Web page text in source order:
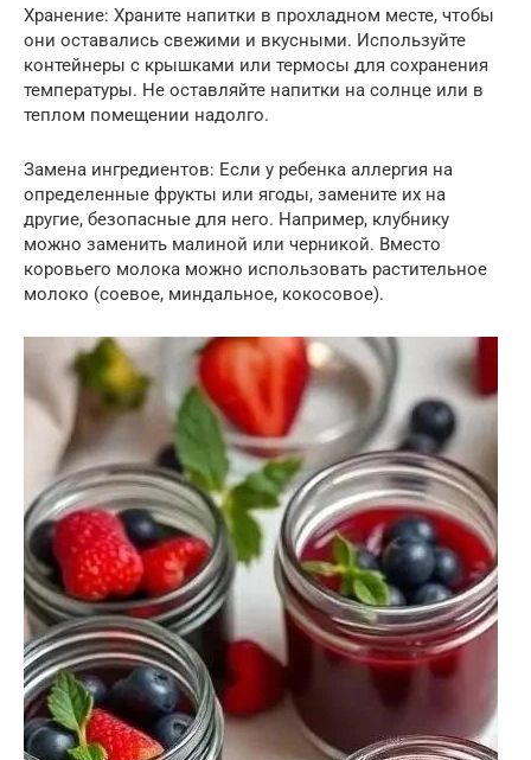
Хранение: Храните напитки в прохладном месте, чтобы
они оставались свежими и вкусными. Используйте
контейнеры с крышками или термосы для сохранения
температуры. Не оставляйте напитки на солнце или в
теплом помещении надолго.
Замена ингредиентов: Если у ребенка аллергия на
определенные фрукты или ягоды, замените их на
другие, безопасные для него. Например, клубнику
можно заменить малиной или черникой. Вместо
коровьего молока можно использовать растительное
молоко (соевое, миндальное, кокосовое).